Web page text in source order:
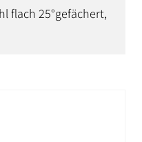
flach 25°gefächert,